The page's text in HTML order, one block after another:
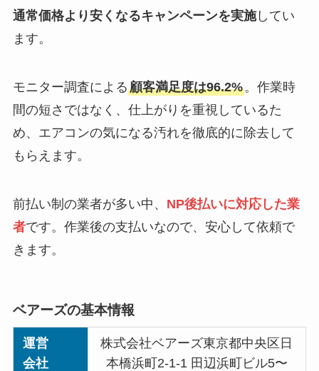
通常価格より安くなるキャンペーンを実施してい
ます。
モニター調査による顧客満足度は96.2%。作業時
間の短さではなく、仕上がりを重視しているた
め、エアコンの気になる汚れを徹底的に除去して
もらえます。
前払い制の業者が多い中、 NP後払いに対応した業
者です。作業後の支払いなので、安心して依頼で
きます。
ベアーズの基本情報
運営
会社
株式会社ベアーズ東京都中央区日
本橋浜町2-1-1 田辺浜町ビル5〜